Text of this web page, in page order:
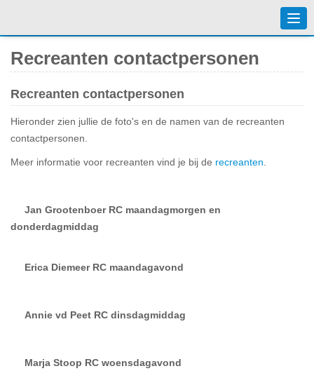
Recreanten contactpersonen
Recreanten contactpersonen
Hieronder zien jullie de foto's en de namen van de recreanten
contactpersonen.
Meer informatie voor recreanten vind je bij de recreanten
Jan Grootenboer RC maandagmorgen en
donderdagmiddag
Erica Diemeer RC maandagavond
Annie vd Peet RC dinsdagmiddag
Marja Stoop RC woensdagavond